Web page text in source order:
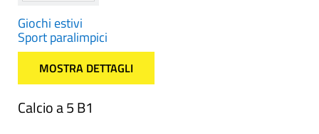
Giochi estivi
Sport paralimpici
MOSTRA DETTAGLI
Calcio a 5 B1